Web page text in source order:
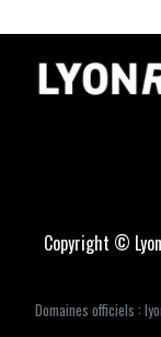
Copyright ©
Domaines officiels :